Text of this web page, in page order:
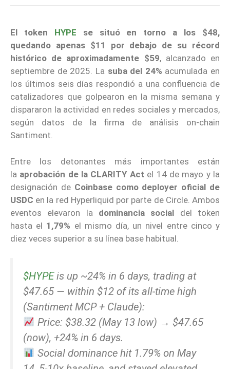
El token HYPE se situó en torno a los $48,
quedando apenas $11 por debajo de su récord
histórico de aproximadamente $59, alcanzado en
septiembre de 2025. La suba del 24% acumulada en
los últimos seis días respondió a una confluencia de
catalizadores que golpearon en la misma semana y
dispararon la actividad en redes sociales y mercados,
según datos de la firma de análisis on-chain
Santiment.
Entre los detonantes más importantes están
la aprobación de la CLARITY Act el 14 de mayo y la
designación de Coinbase como deployer oficial de
USDC en la red Hyperliquid por parte de Circle. Ambos
eventos elevaron la dominancia social del token
hasta el 1,79% el mismo día, un nivel entre cinco y
diez veces superior a su línea base habitual.
$HYPEis up ~24% in 6 days, trading at
$47.65 — within $12 of its all-time high
(Santiment MCP + Claude):
Price: $38.32 (May 13 low) → $47.65
(now), +24% in 6 days.
Social dominance hit 1.79% on May